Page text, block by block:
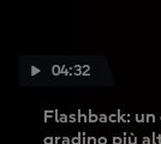
04:32
Flashback: